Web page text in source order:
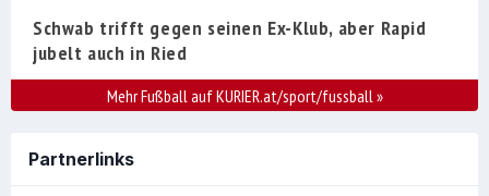
Schwab trifft gegen seinen Ex-Klub, aber Rapid
jubelt auch in Ried
Mehr Fußball auf KURIER.at/sport/fussball»
Partnerlinks